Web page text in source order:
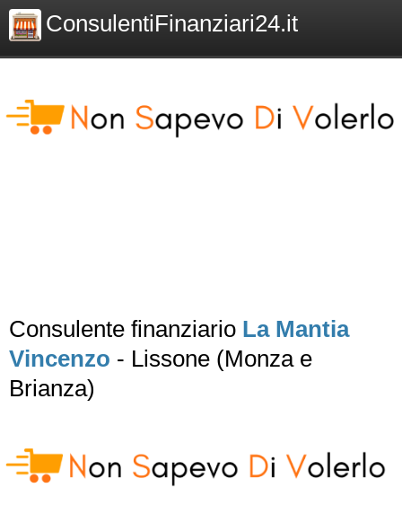
ConsulentiFinanziari24.it
Consulente finanziario La Mantia
Vincenzo - Lissone (Monza e
Brianza)